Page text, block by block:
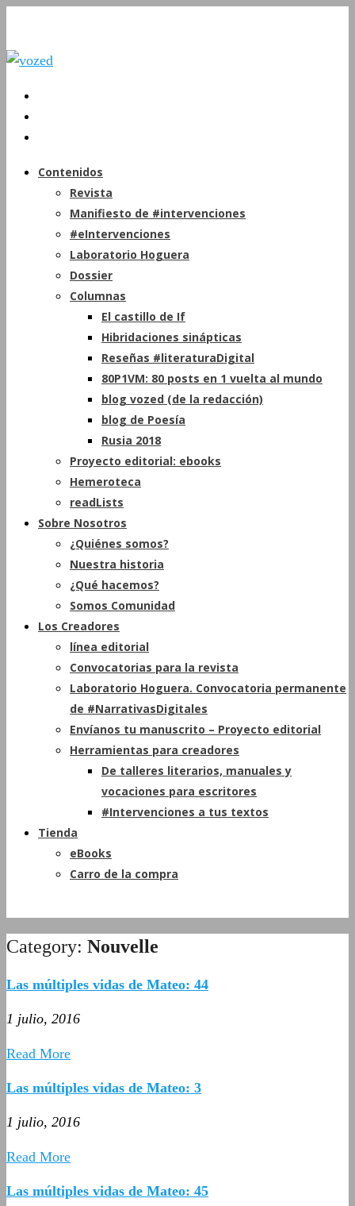
Contenidos
Revista
Manifiesto de #intervenciones
#eIntervenciones
Laboratorio Hoguera
Dossier
Columnas
El castillo de If
Hibridaciones sinápticas
Reseñas #literaturaDigital
80P1VM: 80 posts en 1 vuelta al mundo
blog vozed (de la redacción)
blog de Poesía
Rusia 2018
Proyecto editorial: ebooks
Hemeroteca
readLists
Sobre Nosotros
¿Quiénes somos?
Nuestra historia
¿Qué hacemos?
Somos Comunidad
Los Creadores
línea editorial
Convocatorias para la revista
Laboratorio Hoguera. Convocatoria permanente
de #NarrativasDigitales
Envíanos tu manuscrito – Proyecto editorial
Herramientas para creadores
De talleres literarios, manuales y
vocaciones para escritores
#Intervenciones a tus textos
Tienda
eBooks
Carro de la compra
Category: Nouvelle
Las múltiples vidas de Mateo: 44
1 julio, 2016
Read More
Las múltiples vidas de Mateo: 3
1 julio, 2016
Read More
Las múltiples vidas de Mateo: 45